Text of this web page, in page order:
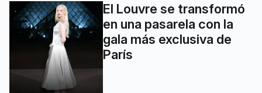
El Louvre se transformó
en una pasarela con la
gala más exclusiva de
París